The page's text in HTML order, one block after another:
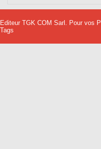
Editeur TGK COM Sarl. Pour vos
Tags